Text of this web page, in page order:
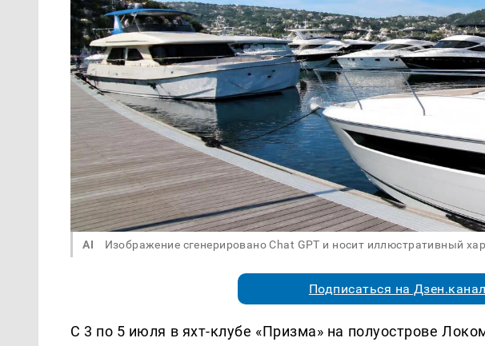
AI Изображение сгенерировано Chat GPT и носит иллюстративный
Подписаться на Дзен.канал
С 3 по 5 июля в яхт-клубе «Призма» на полуострове